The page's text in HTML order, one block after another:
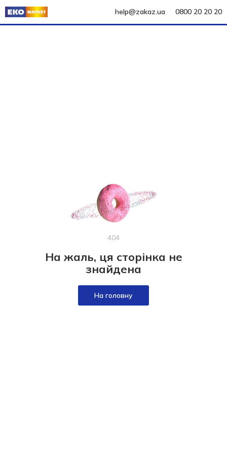
help@zakaz.ua 0800 20 20 20
404
На жаль, ця сторінка не
знайдена
На головну